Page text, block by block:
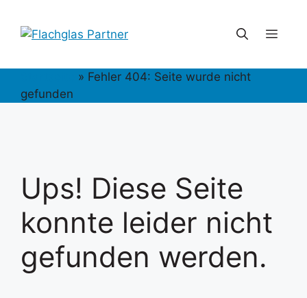
Inhalt
springen
» Fehler 404: Seite wurde nicht
gefunden
Ups! Diese Seite
konnte leider nicht
gefunden werden.